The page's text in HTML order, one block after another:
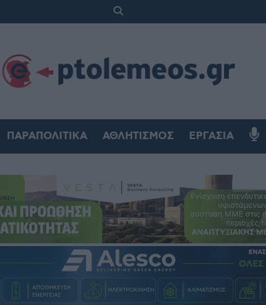
ΠΑΡΑΠΟΛΙΤΙΚΆ ΑΘΛΗΤΙΣΜΌΣ ΕΡΓΑΣΊΑ